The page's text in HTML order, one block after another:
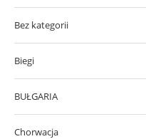
Bez kategorii
Biegi
BUŁGARIA
Chorwacja